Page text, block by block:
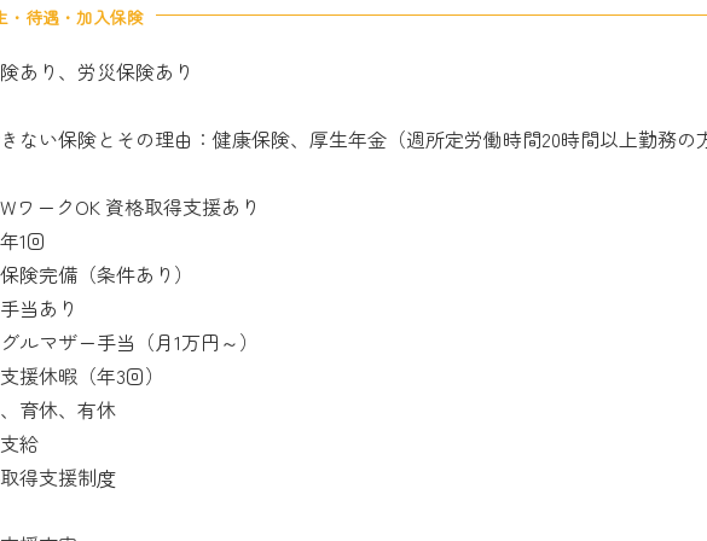
・待遇・加入保険
あり、労災保険あり
ない保険とその理由：健康保険、厚生年金（週所定労働時間20時間以上勤務の
ワークOK 資格取得支援あり
1回
険完備（条件あり）
当あり
ルマザー手当（月1万円～）
援休暇（年3回）
育休、有休
給
得支援制度